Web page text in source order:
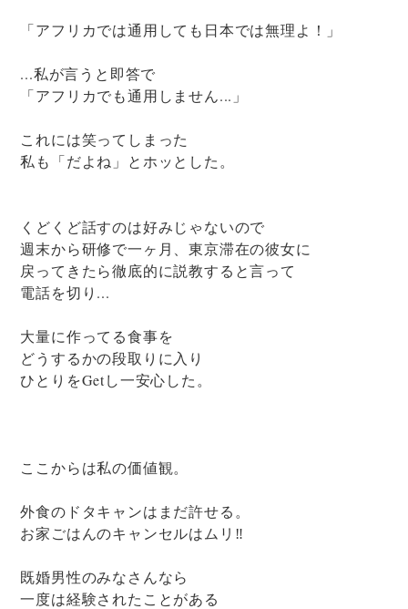
「アフリカでは通用しても日本では無理よ！」
...私が言うと即答で
「アフリカでも通用しません...」
これには笑ってしまった
私も「だよね」とホッとした。
くどくど話すのは好みじゃないので
週末から研修で一ヶ月、東京滞在の彼女に
戻ってきたら徹底的に説教すると言って
電話を切り...
大量に作ってる食事を
どうするかの段取りに入り
ひとりをGetし一安心した。
ここからは私の価値観。
外食のドタキャンはまだ許せる。
お家ごはんのキャンセルはムリ‼
既婚男性のみなさんなら
一度は経験されたことがある